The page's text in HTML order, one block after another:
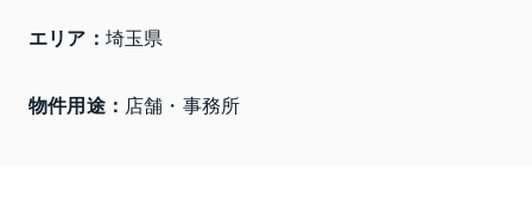
エリア： 埼玉県
物件用途： 店舗・事務所